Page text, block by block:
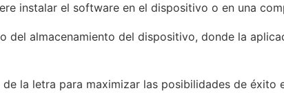
instalar el software en el dispositivo o en una
del almacenamiento del dispositivo, donde la
la letra para maximizar las posibilidades de éxito